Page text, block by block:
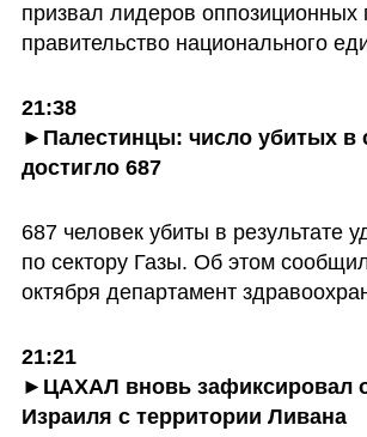
призвал лидеров оппозиционных
правительство национального
21:38
►Палестинцы: число убитых в
достигло 687
687 человек убиты в результате
по сектору Газы. Об этом
октября департамент
21:21
►ЦАХАЛ вновь зафиксировал
Израиля с территории Ливана